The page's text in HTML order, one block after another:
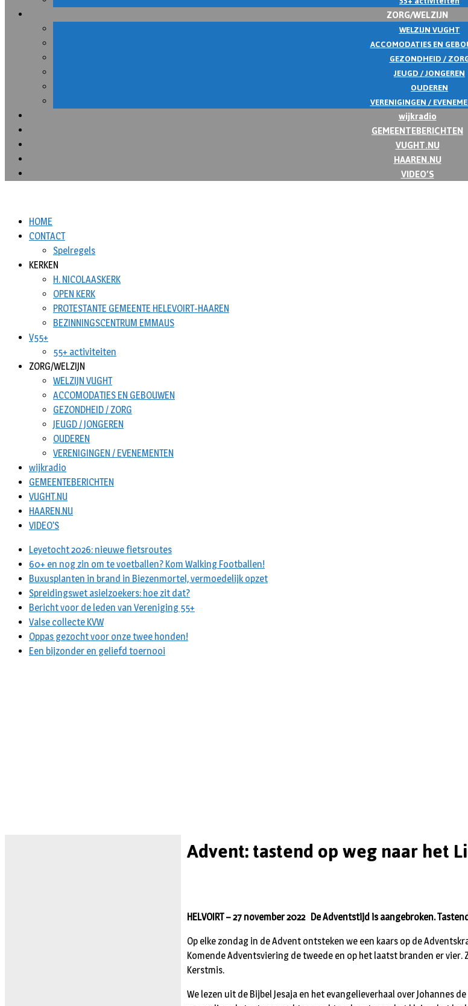
ZORG/WELZIJN
WELZIJN VUGHT
ACCOMODATIES EN
GEZONDHEID /
JEUGD / JONGEREN
OUDEREN
VERENIGINGEN /
wijkradio
GEMEENTEBERICHTEN
VUGHT.NU
HAAREN.NU
VIDEO’S
HOME
CONTACT
Spelregels
KERKEN
H. NICOLAASKERK
OPEN KERK
PROTESTANTE GEMEENTE HELEVOIRT-HAAREN
BEZINNINGSCENTRUM EMMAUS
V55+
55+ activiteiten
ZORG/WELZIJN
WELZIJN VUGHT
ACCOMODATIES EN GEBOUWEN
GEZONDHEID / ZORG
JEUGD / JONGEREN
OUDEREN
VERENIGINGEN / EVENEMENTEN
wijkradio
GEMEENTEBERICHTEN
VUGHT.NU
HAAREN.NU
VIDEO’S
Leyetocht 2026: nieuwe fietsroutes
60+ en nog zin om te voetballen? Kom Walking Footballen!
Buxusplanten in brand in Biezenmortel, vermoedelijk opzet
Spreidingswet asielzoekers: hoe zit dat?
Bericht voor de leden van Vereniging 55+
Valse collecte KVW
Oppas gezocht voor onze twee honden!
Een bijzonder en geliefd toernooi
Advent: tastend op weg naar het
HELVOIRT – 27 november 2022 De Adventstijd is aangebroken.
Op elke zondag in de Advent ontsteken we een kaars op de
Komende Adventsviering de tweede en op het laatst branden er
Kerstmis.
We lezen uit de Bijbel Jesaja en het evangelieverhaal over Johannes